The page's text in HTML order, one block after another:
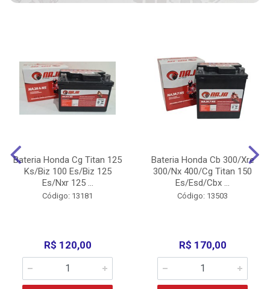
Bateria Honda Cg Titan 125
Ks/Biz 100 Es/Biz 125
Es/Nxr 125 ...
Código: 13181
R$ 120,00
Bateria Honda Cb 300/Xre
300/Nx 400/Cg Titan 150
Es/Esd/Cbx ...
Código: 13503
R$ 170,00